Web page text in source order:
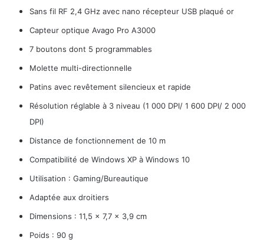
Sans fil RF 2,4 GHz avec nano récepteur USB plaqué or
Capteur optique Avago Pro A3000
7 boutons dont 5 programmables
Molette multi-directionnelle
Patins avec revêtement silencieux et rapide
Résolution réglable à 3 niveau (1 000 DPI/ 1 600 DPI/ 2 000
DPI)
Distance de fonctionnement de 10 m
Compatibilité de Windows XP à Windows 10
Utilisation : Gaming/Bureautique
Adaptée aux droitiers
Dimensions : 11,5 x 7,7 x 3,9 cm
Poids : 90 g